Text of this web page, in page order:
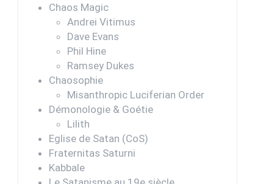
Chaos Magic
Andrei Vitimus
Dave Evans
Phil Hine
Ramsey Dukes
Chaosophie
Misanthropic Luciferian Order
Démonologie & Goétie
Lilith
Eglise de Satan (CoS)
Fraternitas Saturni
Kabbale